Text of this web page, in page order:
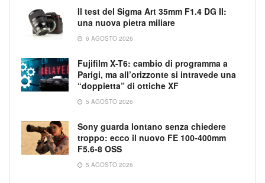
Il test del Sigma Art 35mm F1.4 DG II:
una nuova pietra miliare
6 AGOSTO 2026
Fujifilm X-T6: cambio di programma a
Parigi, ma all’orizzonte si intravede una
“doppietta” di ottiche XF
5 AGOSTO 2026
Sony guarda lontano senza chiedere
troppo: ecco il nuovo FE 100-400mm
F5.6-8 OSS
5 AGOSTO 2026